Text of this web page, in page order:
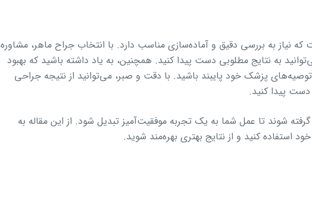
نیاز به بررسی دقیق و آماده‌سازی مناسب دارد. با انتخاب جراح ماهر، مشاوره
به نتایج مطلوبی دست پیدا کنید. همچنین، به یاد داشته باشید که بهبود
پزشک خود پایبند باشید. با دقت و صبر، می‌توانید از نتیجه جراحی
پیدا کنید.
شوند تا عمل شما به یک تجربه موفقیت‌آمیز تبدیل شود. از این مقاله به
استفاده کنید و از نتایج بهتری بهره‌مند شوید.